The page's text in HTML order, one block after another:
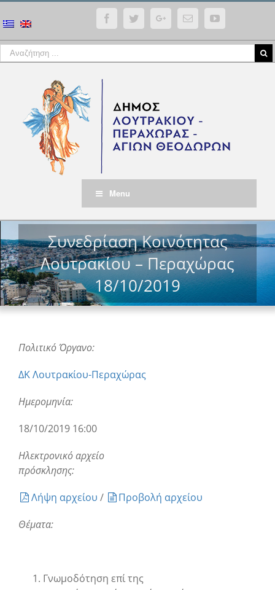
FacebookTwitterGoogle+Email YouTube
Menu
Συνεδρίαση Κοινότητας
Λουτρακίου – Περαχώρας
18/10/2019
Πολιτικό Όργανο:
ΔΚ Λουτρακίου-Περαχώρας
Ημερομηνία:
18/10/2019 16:00
Ηλεκτρονικό αρχείο
πρόσκλησης:
Λήψη αρχείου /
Προβολή αρχείου
Θέματα:
Γνωμοδότηση επί της